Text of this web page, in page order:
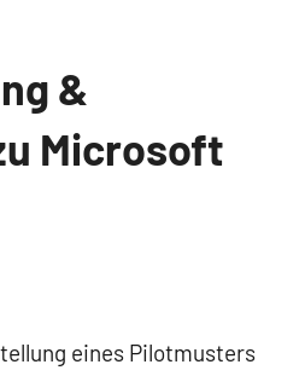
&
Microsoft
eines Pilotmusters